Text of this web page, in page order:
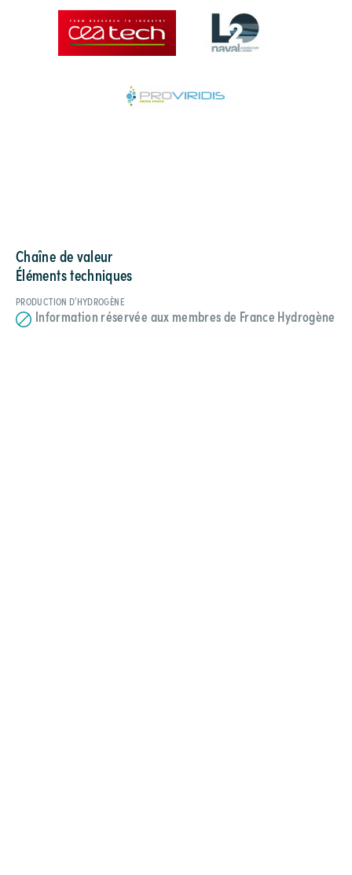
Chaîne de valeur
Éléments techniques
PRODUCTION D’HYDROGÈNE
Information réservée aux membres de France Hydrogène